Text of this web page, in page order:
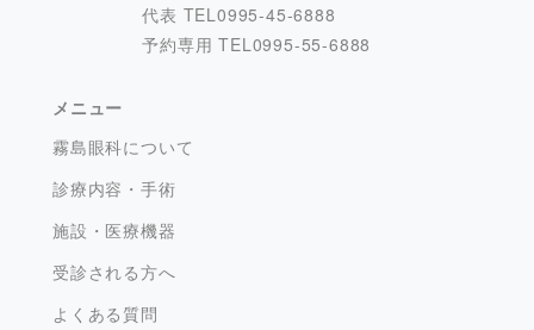
代表 TEL 0995-45-6888
予約専用 TEL 0995-55-6888
メニュー
霧島眼科について
診療内容・手術
施設・医療機器
受診される方へ
よくある質問